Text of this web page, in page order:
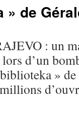
» de
: un
d’un
»